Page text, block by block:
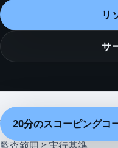
リ
サ
SEOH 監査メモ
20分のスコーピングコ